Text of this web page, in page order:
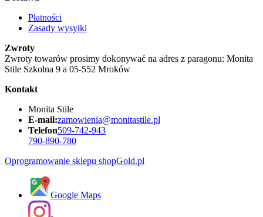
Płatności
Zasady wysyłki
Zwroty
Zwroty towarów prosimy dokonywać na adres z paragonu: Monita
Stile Szkolna 9 a 05-552 Mroków
Kontakt
Monita Stile
E-mail:zamowienia@monitastile.pl
Telefon509-742-943
790-890-780
Oprogramowanie sklepu shopGold.pl
Google Maps